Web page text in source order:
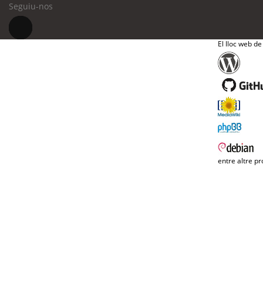
Seguiu-nos
El lloc web
entre altre